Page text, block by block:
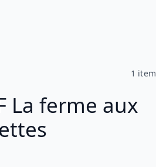
1 item
La ferme aux